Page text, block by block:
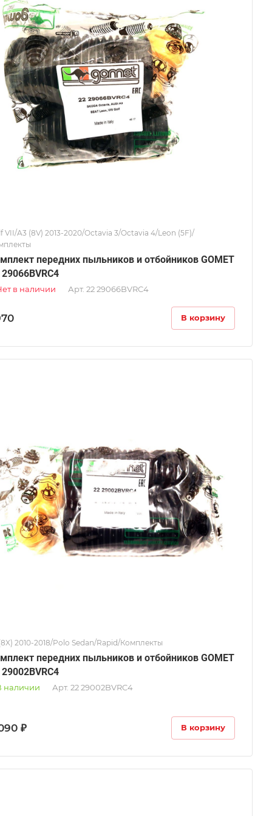
VII/A3 (8V) 2013-2020/Octavia 3/Octavia 4/Leon (5F)/
передних пыльников и отбойников GOMET
в наличии Арт. 22 29066BVRC4
В корзину
2010-2018/Polo Sedan/Rapid/Комплекты
передних пыльников и отбойников GOMET
наличии Арт. 22 29002BVRC4
₽ В корзину